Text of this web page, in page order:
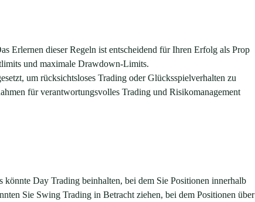
Erlernen dieser Regeln ist entscheidend für Ihren Erfolg als Prop
und maximale Drawdown-Limits.
um rücksichtsloses Trading oder Glücksspielverhalten zu
für verantwortungsvolles Trading und Risikomanagement
Day Trading beinhalten, bei dem Sie Positionen innerhalb
Sie Swing Trading in Betracht ziehen, bei dem Positionen über